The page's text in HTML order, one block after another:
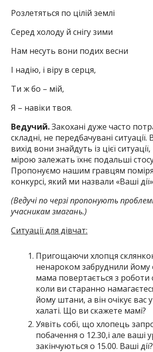
Розлетяться по цілій землі
Серед холоду й снігу зими
Нам несуть вони подих весни
І надію, і віру в серця,
Ти ж бо – мій,
Я – навіки твоя.
Ведучий.Закохані дуже часто
складні, не передбачувані ситуації.
вихід вони знайдуть із цієї
мірою залежать їхнє подальші
Пропонуємо нашим гравцям
конкурсі, який ми назвали «Ваші
(Ведучі по черзі пропонують
учасникам змагань.)
Ситуації для дівчат:
Пригощаючи хлопця
ненароком забруднили йому
мама повертається з роботи
коли ви старанно
йому штани, а він очікує вас
халаті. Що ви скажете мамі?
Уявіть собі, що хлопець
побачення о 12.30,і але ваші
закінчуються о 15.00. Ваші дії?